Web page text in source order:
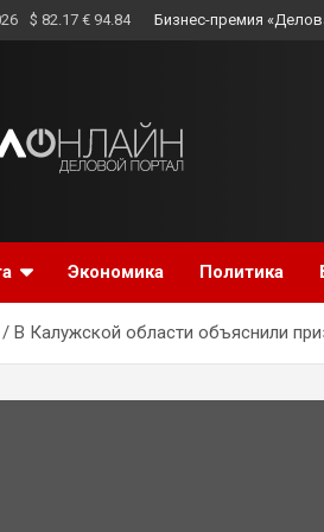
$ 82.17 € 94.84 Бизнес-премия
Экономика Политика
В Калужской области объяснили